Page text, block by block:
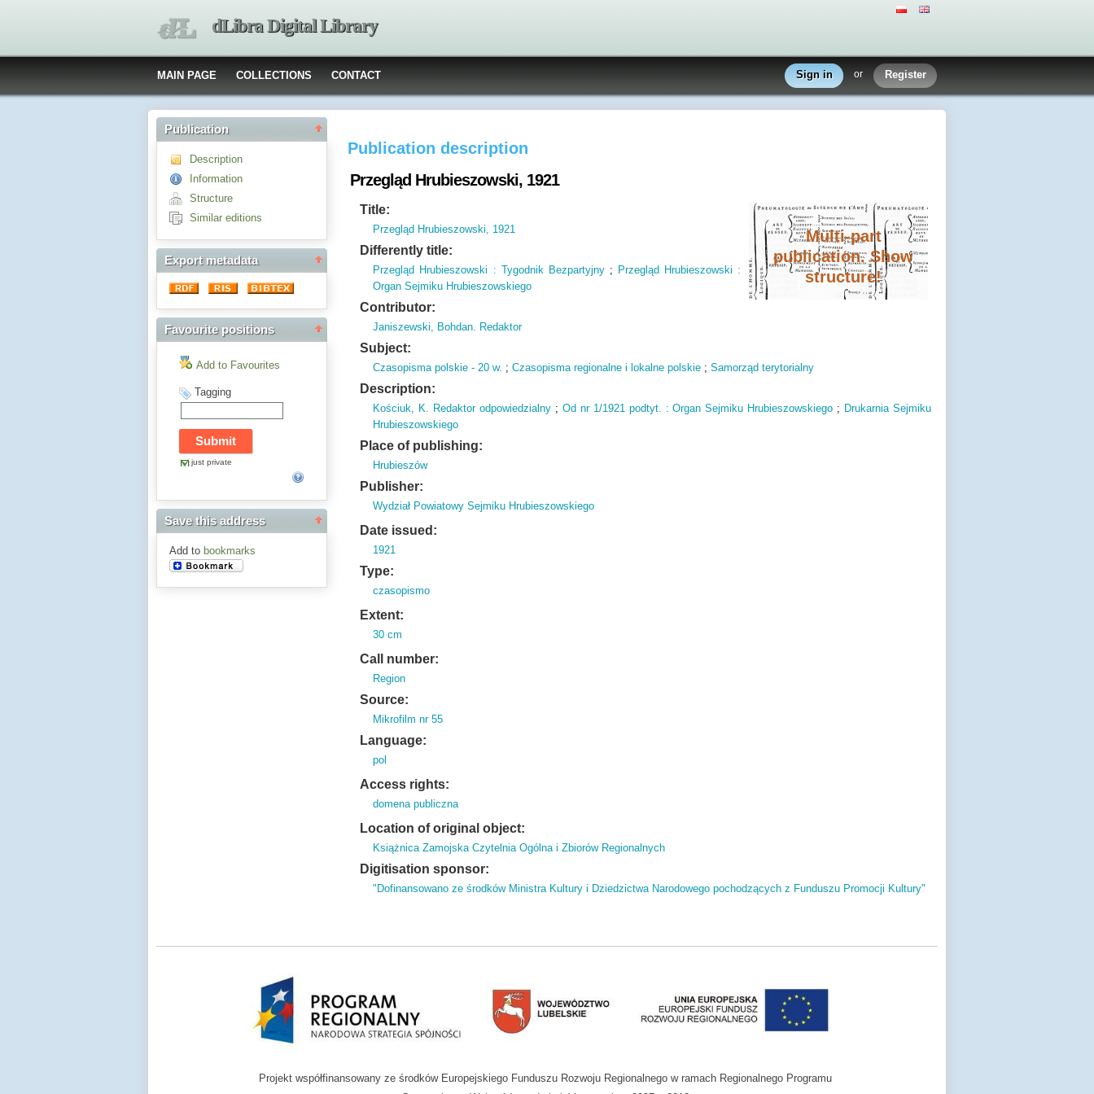
dLibra Digital Library
MAIN PAGE COLLECTIONS CONTACT Sign in or Register
Publication
Description
Information
Structure
Similar editions
Export metadata
Favourite positions
Add to Favourites
Tagging
just private
Save this address
Add to bookmarks
Publication description
Przegląd Hrubieszowski, 1921
Multi-part
publication. Show
structure!
Title:
Przegląd Hrubieszowski, 1921
Differently title:
Przegląd Hrubieszowski : Tygodnik Bezpartyjny; Przegląd Hrubieszowski :
Organ Sejmiku Hrubieszowskiego
Contributor:
Janiszewski, Bohdan. Redaktor
Subject:
Czasopisma polskie - 20 w. ;Czasopisma regionalne i lokalne polskie ;Samorząd terytorialny
Description:
Kościuk, K. Redaktor odpowiedzialny ; Od nr 1/1921 podtyt. : Organ Sejmiku Hrubieszowskiego ; Drukarnia Sejmiku
Hrubieszowskiego
Place of publishing:
Hrubieszów
Publisher:
Wydział Powiatowy Sejmiku Hrubieszowskiego
Date issued:
1921
Type:
czasopismo
Extent:
30 cm
Call number:
Region
Source:
Mikrofilm nr 55
Language:
pol
Access rights:
domena publiczna
Location of original object:
Książnica Zamojska Czytelnia Ogólna i Zbiorów Regionalnych
Digitisation sponsor:
"Dofinansowano ze środków Ministra Kultury i Dziedzictwa Narodowego pochodzących z Funduszu Promocji Kultury"
Projekt współfinansowany ze środków Europejskiego Funduszu Rozwoju Regionalnego w ramach Regionalnego Programu